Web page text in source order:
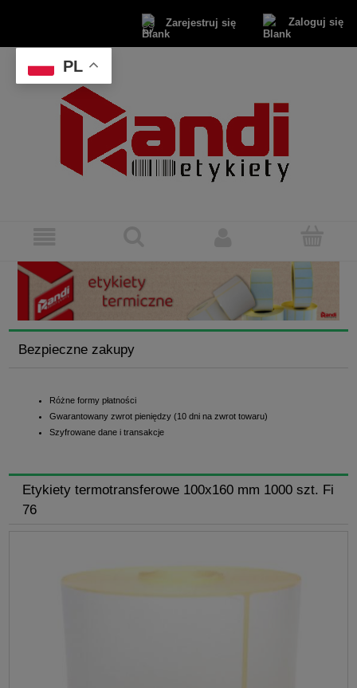
Zarejestruj się Zaloguj się
Bezpieczne zakupy
Różne formy płatności
Gwarantowany zwrot pieniędzy (10 dni na zwrot towaru)
Szyfrowane dane i transakcje
Etykiety termotransferowe 100x160 mm 1000 szt. Fi
76
PL